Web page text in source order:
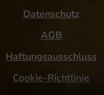
Datenschutz
AGB
Haftungsausschluss
Cookie-Richtlinie